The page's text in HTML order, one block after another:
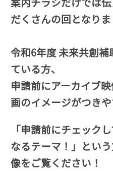
だくさんの回となりま
令和6年度 未来共創
ている方、
申請前にアーカイブ
画のイメージがつき
「申請前にチェック
なるテーマ！」とい
像をご覧ください！